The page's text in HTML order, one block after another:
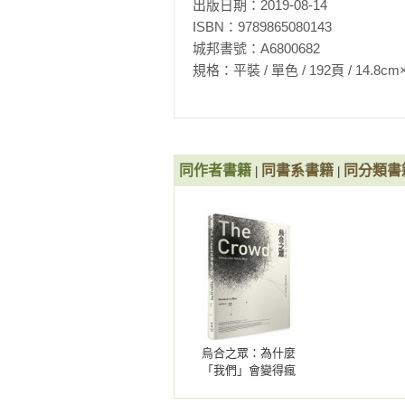
出版日期：2019-08-14
ISBN：9789865080143
城邦書號：A6800682
規格：平裝 / 單色 / 192頁 /
同作者書籍 同書系書籍 同分類書
烏合之眾：為什麼
「我們」會變得瘋